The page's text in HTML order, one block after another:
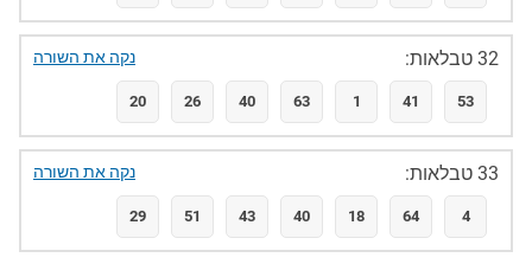
32 טבלאות:
20 26 40 63 1 41 53
נקה את השורה
33 טבלאות:
29 51 43 40 18 64 4
נקה את השורה